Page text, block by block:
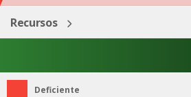
Recursos
Deficiente